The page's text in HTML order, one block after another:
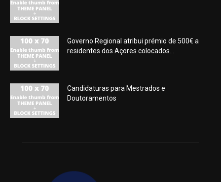
Governo Regional atribui prémio de 500€ a
residentes dos Açores colocados...
Candidaturas para Mestrados e
Doutoramentos